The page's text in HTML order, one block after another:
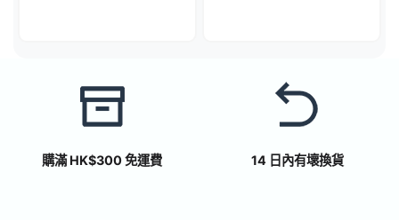
購滿 HK$300 免運費 14 日內有壞換貨